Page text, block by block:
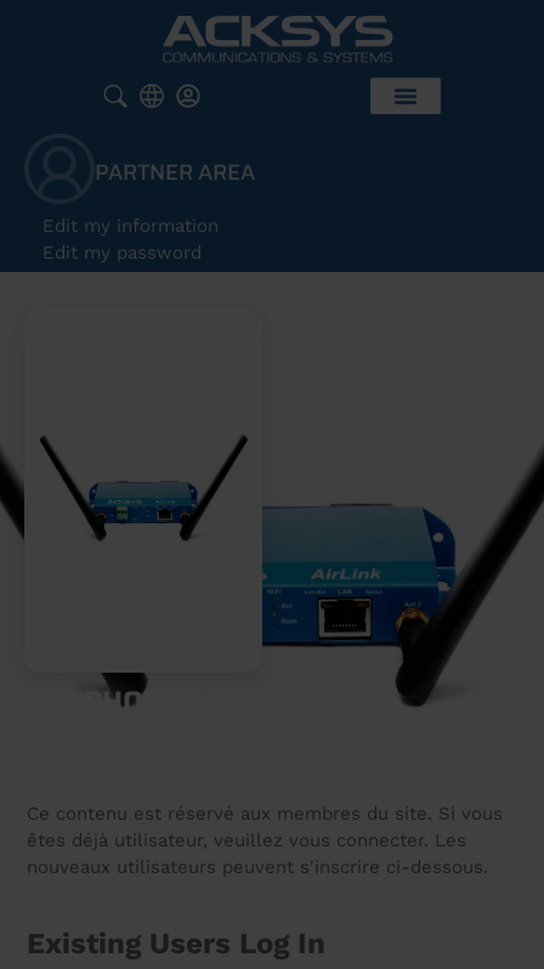
PARTNER AREA
Edit my information
Edit my password
HD PHOTOS AIRLINK
Ce contenu est réservé aux membres du site. Si vous
êtes déjà utilisateur, veuillez vous connecter. Les
nouveaux utilisateurs peuvent s'inscrire ci-dessous.
Existing Users Log In